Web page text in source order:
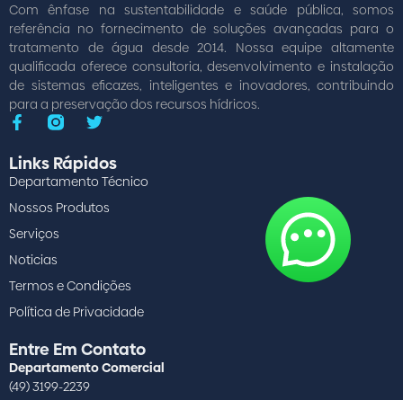
Com ênfase na sustentabilidade e saúde pública, somos
referência no fornecimento de soluções avançadas para o
tratamento de água desde 2014. Nossa equipe altamente
qualificada oferece consultoria, desenvolvimento e instalação
de sistemas eficazes, inteligentes e inovadores, contribuindo
para a preservação dos recursos hídricos.
Links Rápidos
Departamento Técnico
Nossos Produtos
Serviços
Noticias
Termos e Condições
Política de Privacidade
Entre Em Contato
Departamento Comercial
(49) 3199-2239